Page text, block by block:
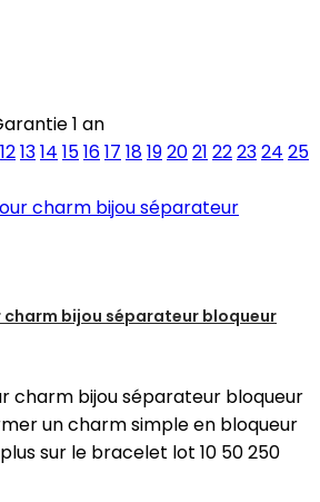
1 an
121314 151617 18192021 222324 25
bijou séparateur bloqueur
charm bijou séparateur bloqueur
un charm simple en bloqueur
sur le bracelet lot 10 50 250